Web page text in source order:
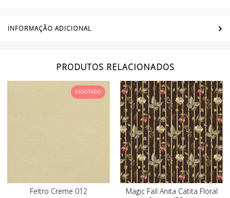
INFORMAÇÃO ADICIONAL
PRODUTOS RELACIONADOS
ESGOTADO
Feltro Creme 012
Magic Fall Anita Catita Floral